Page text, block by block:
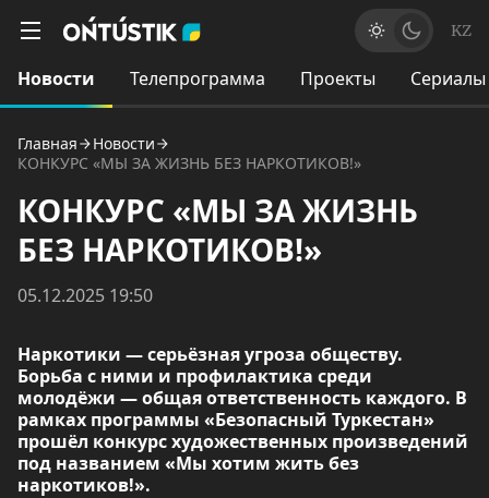
KZ
Новости Телепрограмма Проекты Сериалы
Главная
Новости
КОНКУРС «МЫ ЗА ЖИЗНЬ БЕЗ НАРКОТИКОВ!»
КОНКУРС «МЫ ЗА ЖИЗНЬ
БЕЗ НАРКОТИКОВ!»
05.12.2025 19:50
Наркотики — серьёзная угроза обществу.
Борьба с ними и профилактика среди
молодёжи — общая ответственность каждого. В
рамках программы «Безопасный Туркестан»
прошёл конкурс художественных произведений
под названием «Мы хотим жить без
наркотиков!».